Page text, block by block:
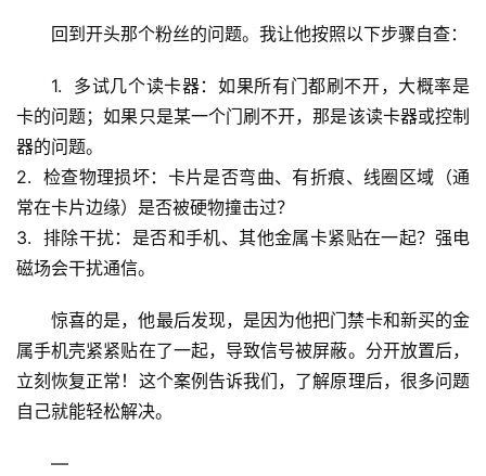
科
技
沿
心
站
辟
回到开头那个粉丝的问题。我让他按照以下步骤自查：
1. 多试几个读卡器：如果所有门都刷不开，大概率是
卡的问题；如果只是某一个门刷不开，那是该读卡器或控制
器的问题。
2. 检查物理损坏：卡片是否弯曲、有折痕、线圈区域（通
常在卡片边缘）是否被硬物撞击过？
3. 排除干扰：是否和手机、其他金属卡紧贴在一起？强电
磁场会干扰通信。
惊喜的是，他最后发现，是因为他把门禁卡和新买的金
属手机壳紧紧贴在了一起，导致信号被屏蔽。分开放置后，
立刻恢复正常！这个案例告诉我们，了解原理后，很多问题
自己就能轻松解决。
—